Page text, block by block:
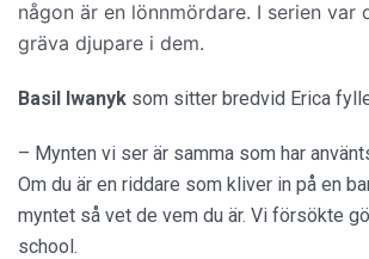
någon är en lönnmördare. I serien
gräva djupare i dem.
Basil Iwanyk som sitter bredvid Erica
– Mynten vi ser är samma som har
Om du är en riddare som kliver in på en
myntet så vet de vem du är. Vi försökte
school.